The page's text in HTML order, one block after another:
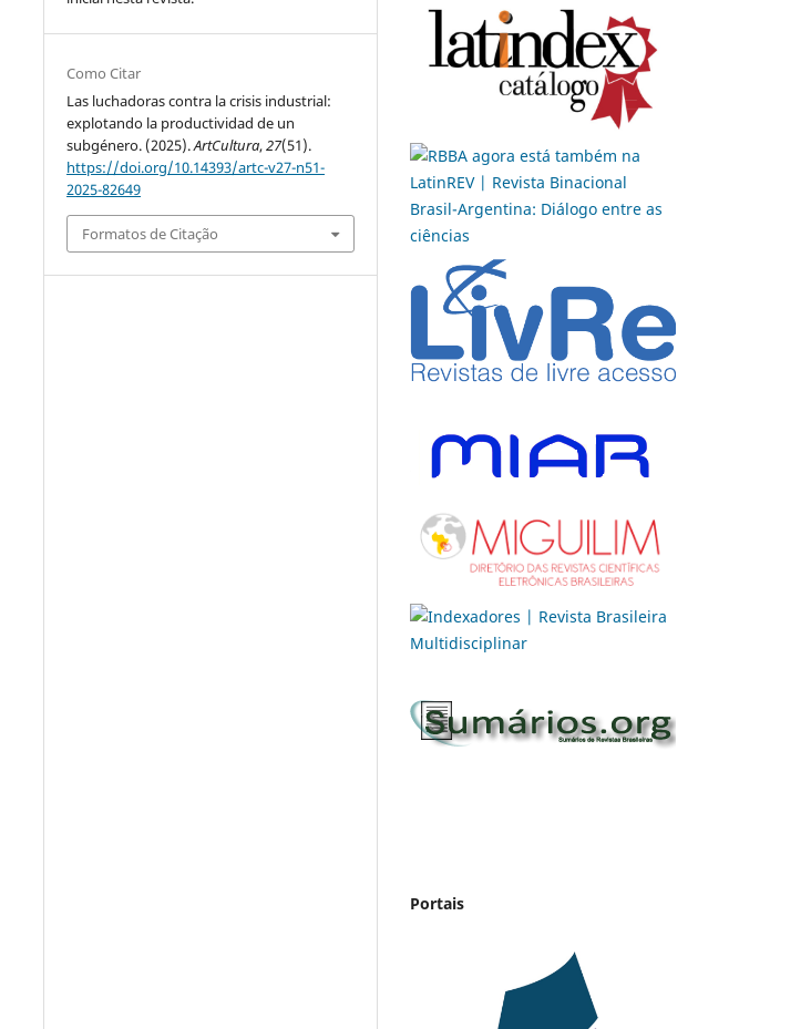
Como Citar
Las luchadoras contra la crisis industrial:
explotando la productividad de un
subgénero. (2025).ArtCultura,27(51).
https://doi.org/10.14393/artc-v27-n51-
2025-82649
Formatos de Citação
Portais